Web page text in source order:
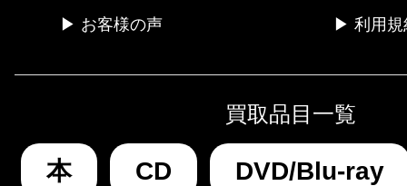
▶ お客様の声 ▶ 利用規
買取品目一覧
本 CD DVD/Blu-ray